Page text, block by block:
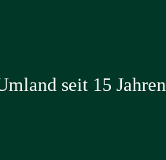
seit 15 Jahren